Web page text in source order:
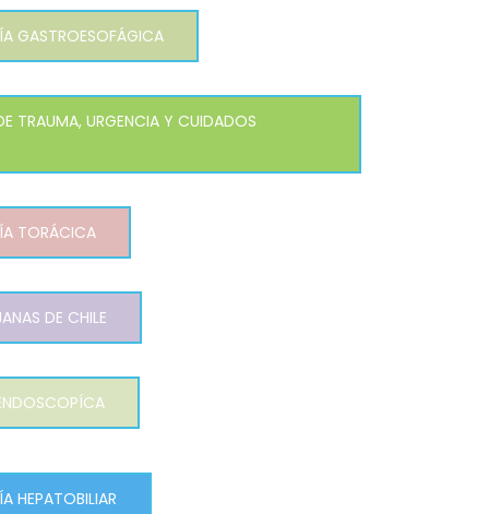
GASTROESOFÁGICA
TRAUMA, URGENCIA Y CUIDADOS
TORÁCICA
DE CHILE
HEPATOBILIAR